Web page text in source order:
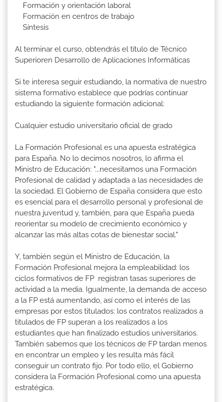
Formación y orientación laboral
Formación en centros de trabajo
Síntesis
Al terminar el curso, obtendrás el título de Técnico
Superioren Desarrollo de Aplicaciones Informáticas
Si te interesa seguir estudiando, la normativa de nuestro
sistema formativo establece que podrías continuar
estudiando la siguiente formación adicional:
Cualquier estudio universitario oficial de grado
La Formación Profesional es una apuesta estratégica
para España. No lo decimos nosotros, lo afirma el
Ministro de Educación: "...necesitamos una Formación
Profesional de calidad y adaptada a las necesidades de
la sociedad. El Gobierno de España considera que esto
es esencial para el desarrollo personal y profesional de
nuestra juventud y, también, para que España pueda
reorientar su modelo de crecimiento económico y
alcanzar las más altas cotas de bienestar social."
Y, también según el Ministro de Educación, la
Formación Profesional mejora la empleabilidad: los
ciclos formativos de FP registran tasas superiores de
actividad a la media. Igualmente, la demanda de acceso
a la FP está aumentando, así como el interés de las
empresas por estos titulados: los contratos realizados a
titulados de FP superan a los realizados a los
estudiantes que han finalizado estudios universitarios.
También sabemos que los técnicos de FP tardan menos
en encontrar un empleo y les resulta más fácil
conseguir un contrato fijo. Por todo ello, el Gobierno
considera la Formación Profesional como una apuesta
estratégica.